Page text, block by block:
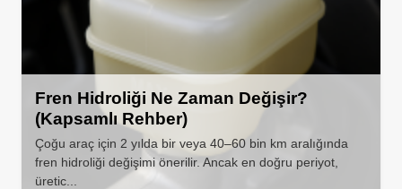
Fren Hidroliği Ne Zaman Değişir?
(Kapsamlı Rehber)
Çoğu araç için 2 yılda bir veya 40–60 bin km aralığında
fren hidroliği değişimi önerilir. Ancak en doğru periyot,
üretic...